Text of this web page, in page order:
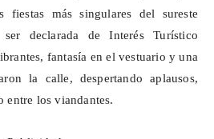
fiestas más singulares del sureste
declarada de Interés Turístico
fantasía en el vestuario y una
la calle, despertando aplausos,
entre los viandantes.